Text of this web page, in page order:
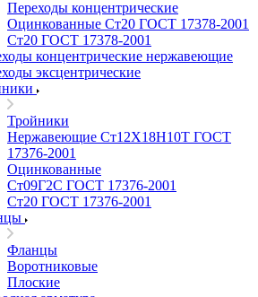
Переходы концентрические
Оцинкованные Ст20 ГОСТ 17378-2001
Ст20 ГОСТ 17378-2001
концентрические нержавеющие
эксцентрические
Тройники
Нержавеющие Ст12Х18Н10Т ГОСТ
17376-2001
Оцинкованные
Ст09Г2С ГОСТ 17376-2001
Ст20 ГОСТ 17376-2001
Фланцы
Воротниковые
Плоские